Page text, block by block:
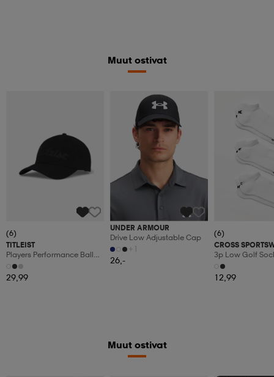
Muut ostivat
(6)
TITLEIST
Players Performance Ball
Marker
29,99
UNDER ARMOUR
Drive Low Adjustable Cap
+1
26,-
(6)
CROSS
3p Low Golf
12,99
Muut ostivat